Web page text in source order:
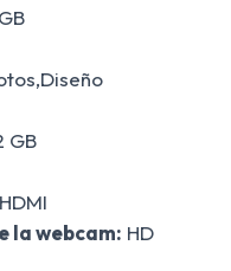
GB
la webcam: HD